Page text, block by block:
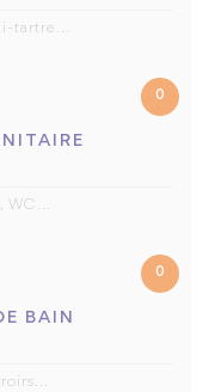
tartre...
0
WC...
0
BAIN